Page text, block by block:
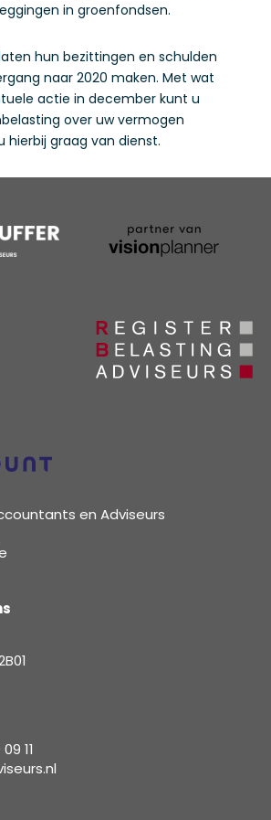
in groenfondsen.
hun bezittingen en schulden
naar 2020 maken. Met wat
actie in december kunt u
over uw vermogen
hierbij graag van dienst.
en Adviseurs
11